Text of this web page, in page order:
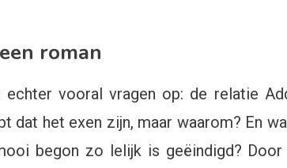
roman
echter vooral vragen op: de relatie
dat het exen zijn, maar waarom? En
begon zo lelijk is geëindigd?